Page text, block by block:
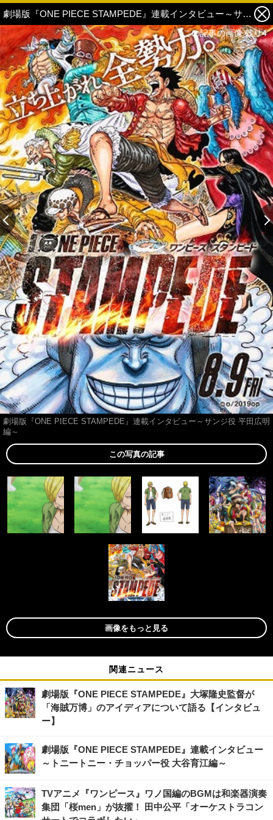
劇場版『ONE PIECE STAMPEDE』連載インタビュー～サンジ役 平田広明編～ 5枚目の写真・画像
劇場版『ONE PIECE STAMPEDE』連載インタビュー～サンジ役 平田広明
編～
この写真の記事
画像をもっと見る
関連ニュース
劇場版『ONE PIECE STAMPEDE』大塚隆史監督が
「海賊万博」のアイディアについて語る【インタビュ
ー】
劇場版『ONE PIECE STAMPEDE』連載インタビュー
～トニートニー・チョッパー役 大谷育江編～
TVアニメ『ワンピース』ワノ国編のBGMは和楽器演奏
集団「桜men」が抜擢！ 田中公平「オーケストラコン
この記事の画像 残り4